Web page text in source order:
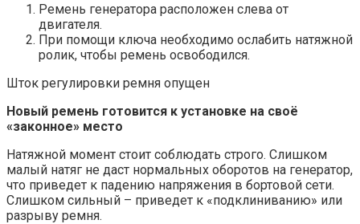
Ремень генератора расположен слева от
двигателя.
При помощи ключа необходимо ослабить натяжной
ролик, чтобы ремень освободился.
Шток регулировки ремня опущен
Новый ремень готовится к установке на своё
«законное» место
Натяжной момент стоит соблюдать строго. Слишком
малый натяг не даст нормальных оборотов на генератор,
что приведет к падению напряжения в бортовой сети.
Слишком сильный – приведет к «подклиниванию» или
разрыву ремня.